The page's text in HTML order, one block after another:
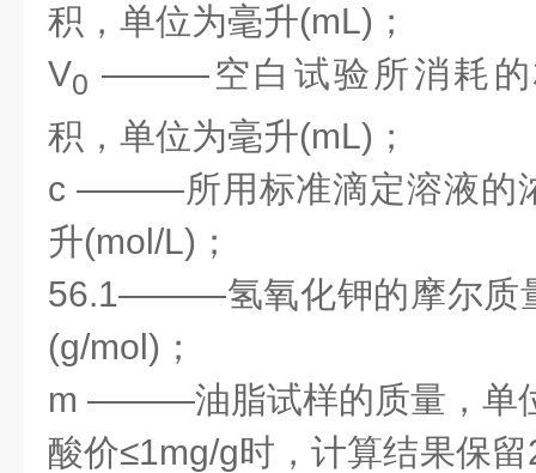
积，单位为毫升(mL)；
V0 ———空白试验所消耗的
积，单位为毫升(mL)；
c ———所用标准滴定溶液的
升(mol/L)；
56.1———氢氧化钾的摩尔质
(g/mol)；
m ———油脂试样的质量，单
酸价≤1mg/g时，计算结果保